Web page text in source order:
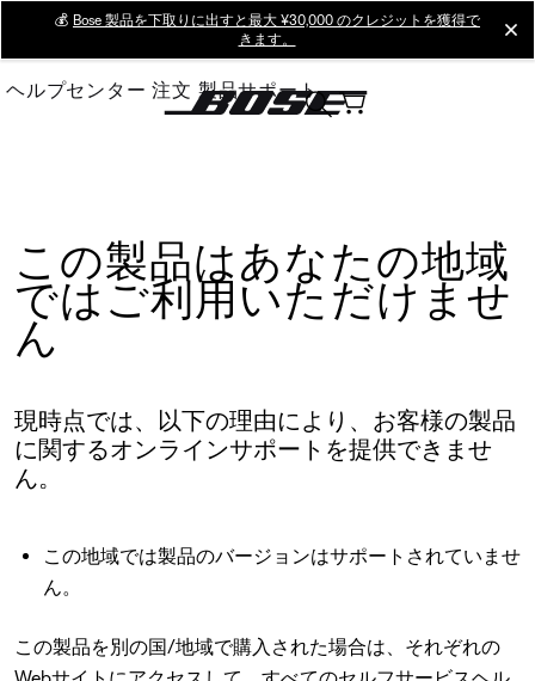
Main
💰 Bose 製品を下取りに出すと最大 ¥30,000 のクレジットを獲得で
きます。
ヘルプセンター 注文 製品サポート
この製品はあなたの地域
ではご利用いただけませ
ん
現時点では、以下の理由により、お客様の製品
に関するオンラインサポートを提供できませ
ん。
この地域では製品のバージョンはサポートされていませ
ん。
この製品を別の国/地域で購入された場合は、それぞれの